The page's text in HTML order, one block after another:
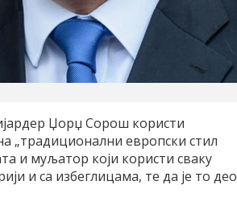
Џорџ Сорош користи
„традиционални европски стил
и муљатор који користи сваку
и са избеглицама, те да је то део